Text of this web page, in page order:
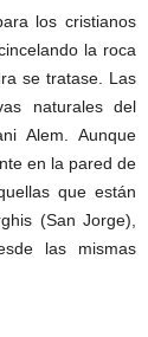
los cristianos
la roca
se tratase. Las
naturales del
Alem. Aunque
en la pared de
que están
(San Jorge),
las mismas